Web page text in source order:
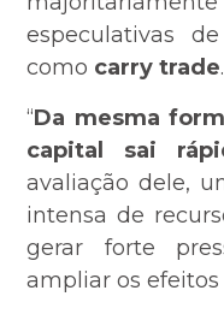
especulativas
como carry trade.
“Da mesma
capital sai
avaliação dele,
intensa de
gerar forte
ampliar os